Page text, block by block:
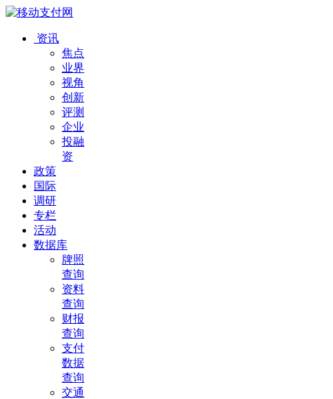
资讯
焦点
业界
视角
创新
评测
企业
投融
资
政策
国际
调研
专栏
活动
数据库
牌照
查询
资料
查询
财报
查询
支付
数据
查询
交通